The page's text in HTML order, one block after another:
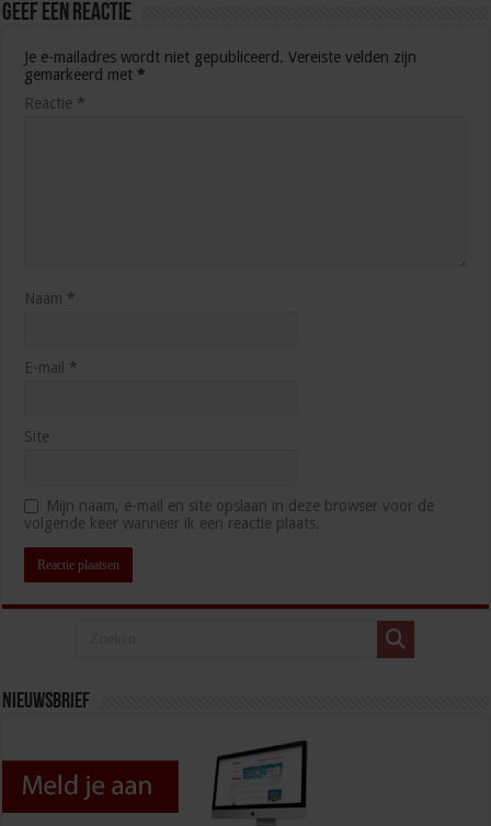
Geef een reactie
Je e-mailadres wordt niet gepubliceerd. Vereiste velden zijn
gemarkeerd met *
Reactie *
Naam *
E-mail *
Site
Mijn naam, e-mail en site opslaan in deze browser voor de
volgende keer wanneer ik een reactie plaats.
Nieuwsbrief